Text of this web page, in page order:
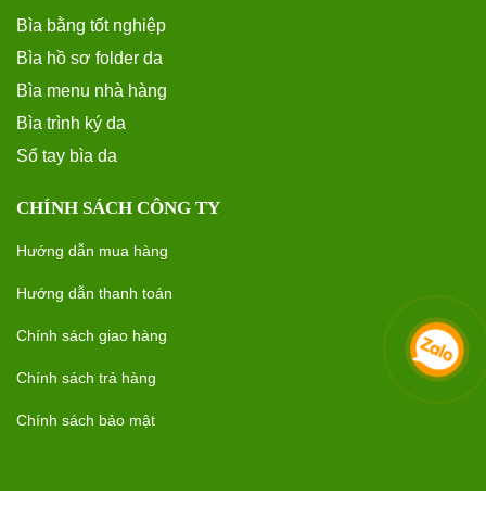
Bìa bằng tốt nghiệp
Bìa hồ sơ folder da
Bìa menu nhà hàng
Bìa trình ký da
Sổ tay bìa da
CHÍNH SÁCH CÔNG TY
Hướng dẫn mua hàng
Hướng dẫn thanh toán
Chính sách giao hàng
Chính sách trả hàng
Chính sách bảo mật